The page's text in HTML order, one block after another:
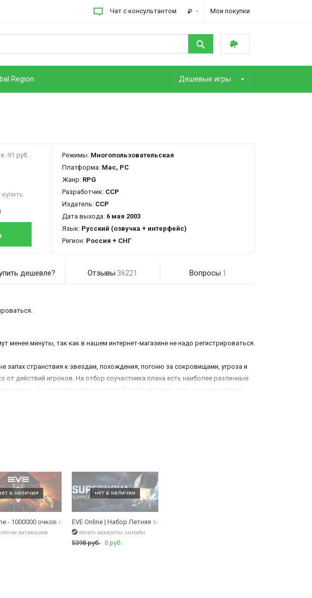
Чат с консультантом ₽ Мои покупки
Region Дешевые игры
-91 руб. Режимы: Многопользовательская
Платформа: Mac, PC
Жанр: RPG
Разработчик: CCP
Издатель: CCP
Дата выхода: 6 мая 2003
Язык: Русский (озвучка + интерфейс)
Регион: Россия + СНГ
дешевле? Отзывы 36221 Вопросы 1
минуты, так как в нашем интернет-магазине не надо регистрироваться.
запах странствия к звездам, похождения, погоню за сокровищами, угроза и
действий игроков. На отбор соучастника плана есть наиболее различные
до адмирала космического флота, или ведь хоть какое сочетание
а еще умениями и амбициями игрока. Обеспеченный багаж разных видов
- 1000000 очков навыков
активации
EVE Online | Набор Летняя звезда
steam аккаунты онлайн
5398 руб. 0 руб.